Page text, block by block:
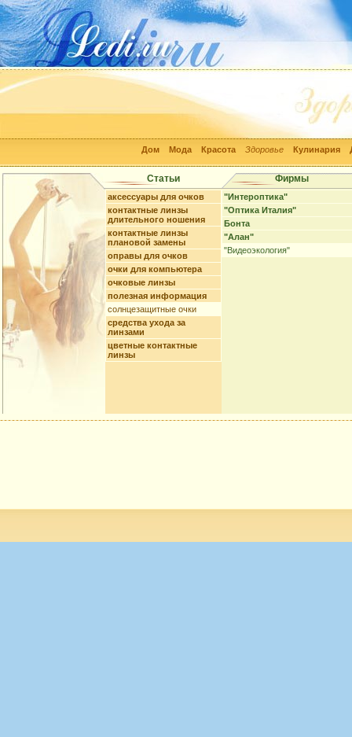
Дом Мода Красота Здоровье Кулинария
Статьи Фирмы
аксессуары для очков
контактные линзы
длительного ношения
контактные линзы
плановой замены
оправы для очков
очки для компьютера
очковые линзы
полезная информация
солнцезащитные очки
средства ухода за
линзами
цветные контактные
линзы
"Интероптика"
"Оптика Италия"
Бонта
"Алан"
"Видеоэкология"